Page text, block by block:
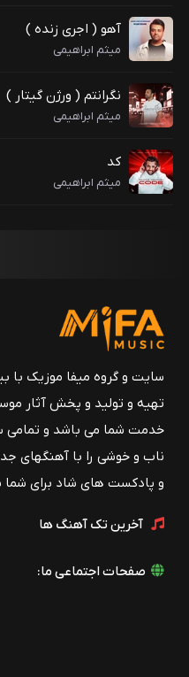
آهو ( اجری زنده )
میثم ابراهیمی
نگرانتم ( ورژن گیتار )
میثم ابراهیمی
کد
میثم ابراهیمی
تهیه و تولید و پخش آثار
خدمت شما می باشد و تمامی
ناب و خوشی را با آهنگهای
و پادکست های شاد برای شما
آخرین تک آهنگ ها
صفحات اجتماعی ما: